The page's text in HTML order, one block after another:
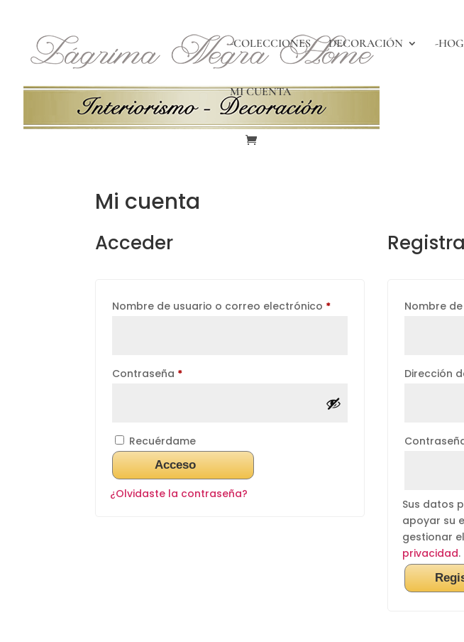
-COLECCIONES DECORACIÓN -
MI CUENTA
Mi cuenta
Acceder
Nombre de usuario o correo electrónico *Obligatorio
Contraseña *Obligatorio
Recuérdame
Acceso
¿Olvidaste la contraseña?
Nombre
Dirección
Sus datos
apoyar su
gestionar
privacidad.